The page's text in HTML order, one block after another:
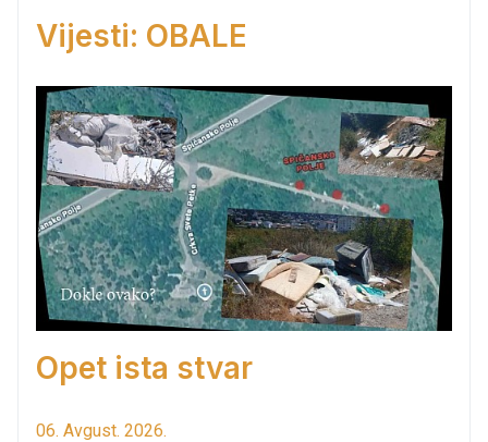
Vijesti: OBALE
Opet ista stvar
06. Avgust. 2026.